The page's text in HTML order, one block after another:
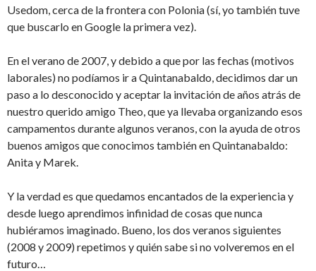
Usedom, cerca de la frontera con Polonia (sí, yo también tuve
que buscarlo en Google la primera vez).
En el verano de 2007, y debido a que por las fechas (motivos
laborales) no podíamos ir a Quintanabaldo, decidimos dar un
paso a lo desconocido y aceptar la invitación de años atrás de
nuestro querido amigo Theo, que ya llevaba organizando esos
campamentos durante algunos veranos, con la ayuda de otros
buenos amigos que conocimos también en Quintanabaldo:
Anita y Marek.
Y la verdad es que quedamos encantados de la experiencia y
desde luego aprendimos infinidad de cosas que nunca
hubiéramos imaginado. Bueno, los dos veranos siguientes
(2008 y 2009) repetimos y quién sabe si no volveremos en el
futuro…